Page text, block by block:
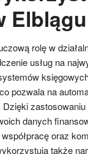
Elblągu
rolę w
usług na
pozwala na
danych
oraz
także